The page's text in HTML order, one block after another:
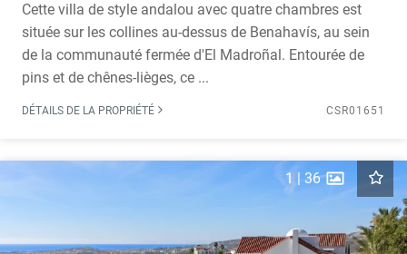
Cette villa de style andalou avec quatre chambres est
située sur les collines au-dessus de Benahavís, au sein
de la communauté fermée d'El Madroñal. Entourée de
pins et de chênes-lièges, ce ...
DÉTAILS DE LA PROPRIÉTÉ CSR01651
1 | 36